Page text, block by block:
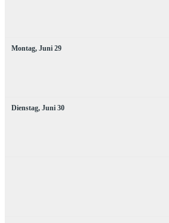
Montag, Juni 29
Dienstag, Juni 30